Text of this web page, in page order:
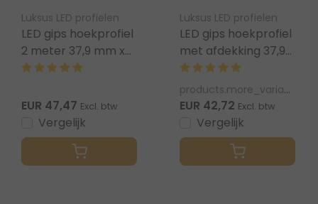
Luksus LED profielen
LED gips hoekprofiel
2 meter 37,9 mm x
13,76 mm
EUR 47,47 Excl. btw
Vergelijk
Luksus LED profielen
LED gips hoekprofiel
met afdekking 37,9
mm x 13,76 mm
GIPS23 BUITENHOEKproducts.more_variants_available
EUR 42,72 Excl. btw
Vergelijk